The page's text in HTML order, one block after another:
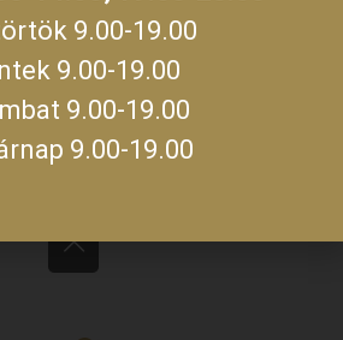
ide a feliratkozáshoz!
9.00-19.00
9.00-19.00
9.00-19.00
9.00-19.00